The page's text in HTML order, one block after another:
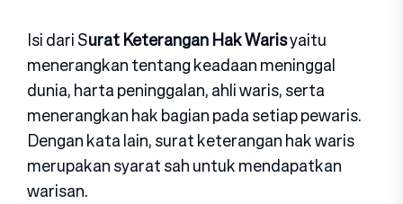
Isi dari Surat Keterangan Hak Warisyaitu
menerangkan tentang keadaan meninggal
dunia, harta peninggalan, ahli waris, serta
menerangkan hak bagian pada setiap pewaris.
Dengan kata lain, surat keterangan hak waris
merupakan syarat sah untuk mendapatkan
warisan.